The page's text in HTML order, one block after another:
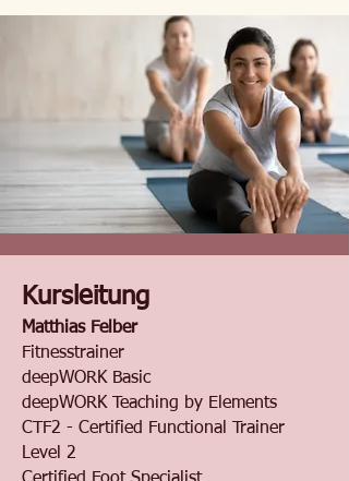
Kursleitung
Matthias Felber
Fitnesstrainer
deepWORK Basic
deepWORK Teaching by Elements
CTF2 - Certified Functional Trainer
Level 2